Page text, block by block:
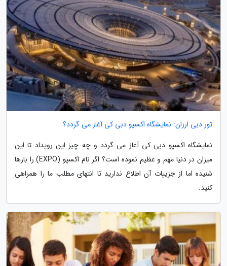
تور دبی ارزان: نمایشگاه اکسپو دبی کی آغاز می گردد؟
نمایشگاه اکسپو دبی کی آغاز می گردد و چه چیز این رویداد تا این
میزان در دنیا مهم و عظیم نموده است؟ اگر نام اکسپو (EXPO) را بارها
شنیده اما از جزییات آن اطلاع ندارید تا انتهای مطلب ما را همراهی
کنید.